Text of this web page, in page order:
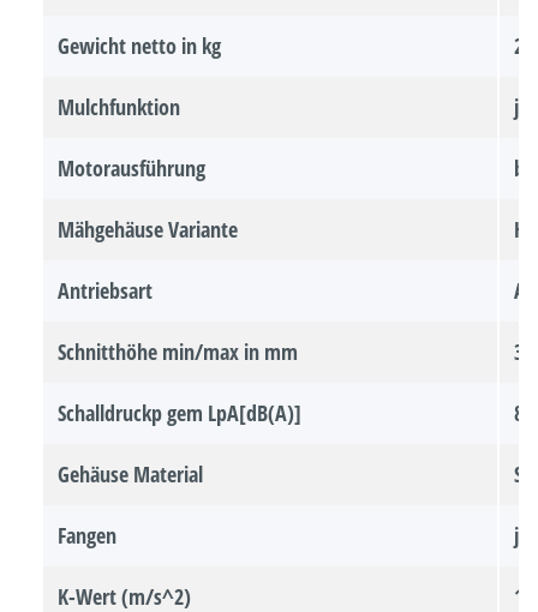
Gewicht netto in kg 28
Mulchfunktion ja
Motorausführung
Mähgehäuse Variante
Antriebsart
Schnitthöhe min/max in mm
Schalldruckp gem LpA[dB(A)] 80
Gehäuse Material
Fangen ja
K-Wert (m/s^2) 1